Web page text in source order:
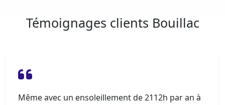
Témoignages clients Bouillac
Même avec un ensoleillement de 2112h par an à